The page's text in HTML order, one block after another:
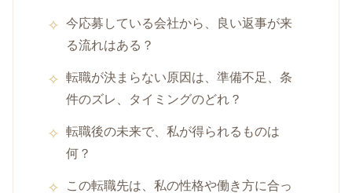
今応募している会社から、良い返事が来
る流れはある？
転職が決まらない原因は、準備不足、条
件のズレ、タイミングのどれ？
転職後の未来で、私が得られるものは
何？
この転職先は、私の性格や働き方に合っ